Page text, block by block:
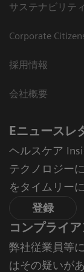
サステナビリティ
Corporate
採用情報
会社概要
Eニュースレ
ヘルスケア
テクノロジー
をタイムリー
登録
コンプライ
弊社従業員等
はその疑いが